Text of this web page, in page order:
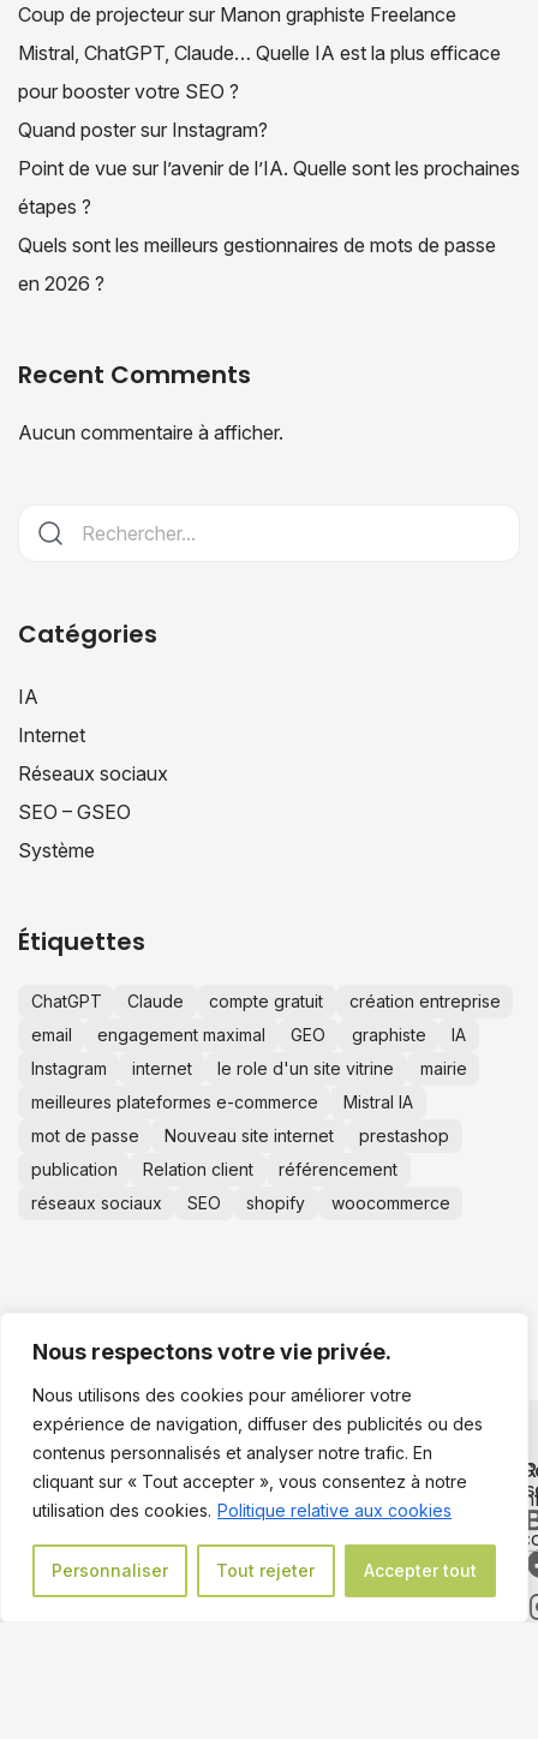
Nous respectons votre vie privée.
Nous utilisons des cookies pour améliorer votre
expérience de navigation, diffuser des publicités ou des
contenus personnalisés et analyser notre trafic. En
cliquant sur « Tout accepter », vous consentez à notre
utilisation des cookies. Politique relative aux cookies
Personnaliser Tout rejeter Accepter tout
Coup de projecteur sur Manon graphiste Freelance
Mistral, ChatGPT, Claude… Quelle IA est la plus efficace
pour booster votre SEO ?
Quand poster sur Instagram?
Point de vue sur l’avenir de l’IA. Quelle sont les prochaines
étapes ?
Quels sont les meilleurs gestionnaires de mots de passe
en 2026 ?
Recent Comments
Aucun commentaire à afficher.
Catégories
IA
Internet
Réseaux sociaux
SEO – GSEO
Système
Étiquettes
ChatGPT Claude compte gratuit
création entreprise
email
engagement maximal GEO graphiste
IA
Instagram
internet le role d'un site vitrine
mairie
meilleures plateformes e-commerce
Mistral IA
mot de passe
Nouveau site internet
prestashop
publication
Relation client
référencement
réseaux sociaux
SEO shopify woocommerce
PRÊT À PASSER À L’ÉTAPE
SUIVANTE ?